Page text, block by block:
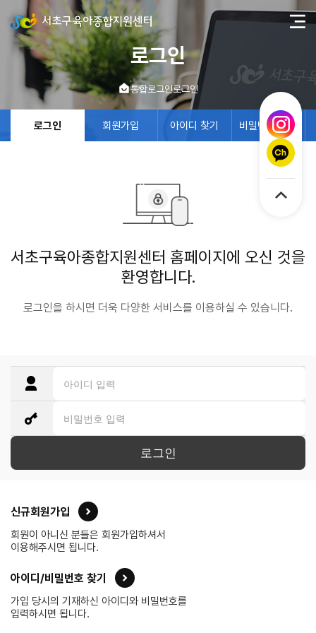
로그인
통합로그인로그인
로그인 회원가입 아이디 찾기 비밀번호 찾기
서초구육아종합지원센터 홈페이지에 오신 것을
환영합니다.
로그인을 하시면 더욱 다양한 서비스를 이용하실 수 있습니다.
로그인
신규회원가입
회원이 아니신 분들은 회원가입하셔서
이용해주시면 됩니다.
아이디/비밀번호 찾기
가입 당시의 기재하신 아이디와 비밀번호를
입력하시면 됩니다.